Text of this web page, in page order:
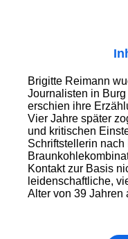
Brigitte Reimann
Journalisten in
erschien ihre
Vier Jahre später
und kritischen
Schriftstellerin
Kontakt zur Basis
leidenschaftliche,
Alter von 39 Jahren